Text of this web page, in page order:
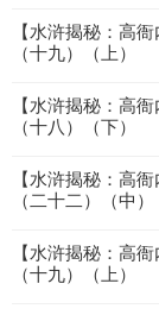
【水浒揭秘：高
（十九）（上）
【水浒揭秘：高
（十八）（下）
【水浒揭秘：高
（二十二）（中）
【水浒揭秘：高
（十九）（上）